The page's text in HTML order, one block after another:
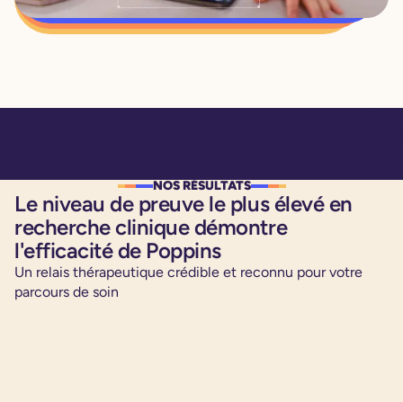
NOS RÉSULTATS
Le niveau de preuve le plus élevé en
recherche clinique démontre
l'efficacité de Poppins
Un relais thérapeutique crédible et reconnu pour votre
parcours de soin